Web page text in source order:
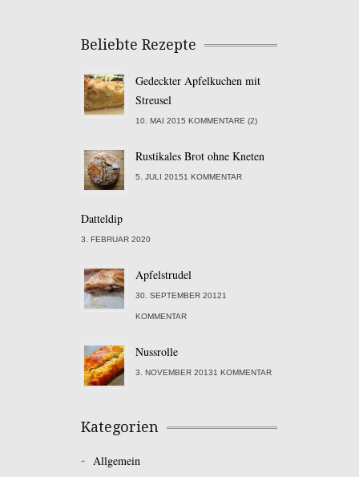
Beliebte Rezepte
Gedeckter Apfelkuchen mit
Streusel
10. MAI 2015 KOMMENTARE (2)
Rustikales Brot ohne Kneten
5. JULI 20151 KOMMENTAR
Datteldip
3. FEBRUAR 2020
Apfelstrudel
30. SEPTEMBER 20121
KOMMENTAR
Nussrolle
3. NOVEMBER 20131 KOMMENTAR
Kategorien
Allgemein